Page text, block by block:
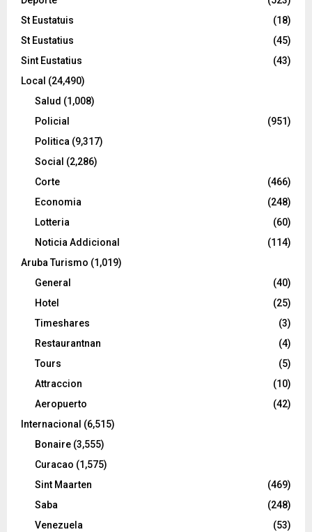
St Eustatuis
(18)
St Eustatius
(45)
Sint Eustatius
(43)
Local (24,490)
Salud (1,008)
Policial
(951)
Politica (9,317)
Social (2,286)
Corte
(466)
Economia
(248)
Lotteria
(60)
Noticia Addicional
(114)
Aruba Turismo (1,019)
General
(40)
Hotel
(25)
Timeshares
(3)
Restaurantnan
(4)
Tours
(5)
Attraccion
(10)
Aeropuerto
(42)
Internacional (6,515)
Bonaire (3,555)
Curacao (1,575)
Sint Maarten
(469)
Saba
(248)
Venezuela
(53)